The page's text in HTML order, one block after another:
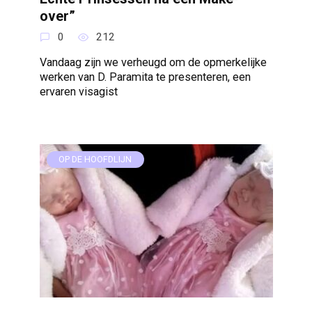
over”
0 212
Vandaag zijn we verheugd om de opmerkelijke
werken van D. Paramita te presenteren, een
ervaren visagist
OP DE HOOFDLIJN